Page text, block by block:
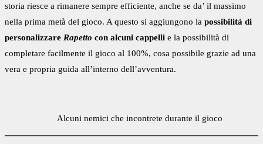
storia riesce a rimanere sempre efficiente, anche se da’ il massimo
nella prima metà del gioco. A questo si aggiungono la possibilità di
personalizzare Rapetto con alcuni cappelli e la possibilità di
completare facilmente il gioco al 100%, cosa possibile grazie ad una
vera e propria guida all’interno dell’avventura.
Alcuni nemici che incontrete durante il gioco